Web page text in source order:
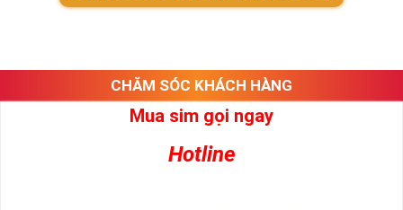
CHĂM SÓC KHÁCH HÀNG
Mua sim gọi ngay
Hotline